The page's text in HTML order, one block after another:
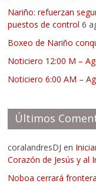
Nariño: refuerzan
puestos de control 6
Boxeo de Nariño
Noticiero 12:00 M –
Noticiero 6:00 AM –
Últimos
coralandresDJ en
Corazón de Jesús y al
Noboa cerrará